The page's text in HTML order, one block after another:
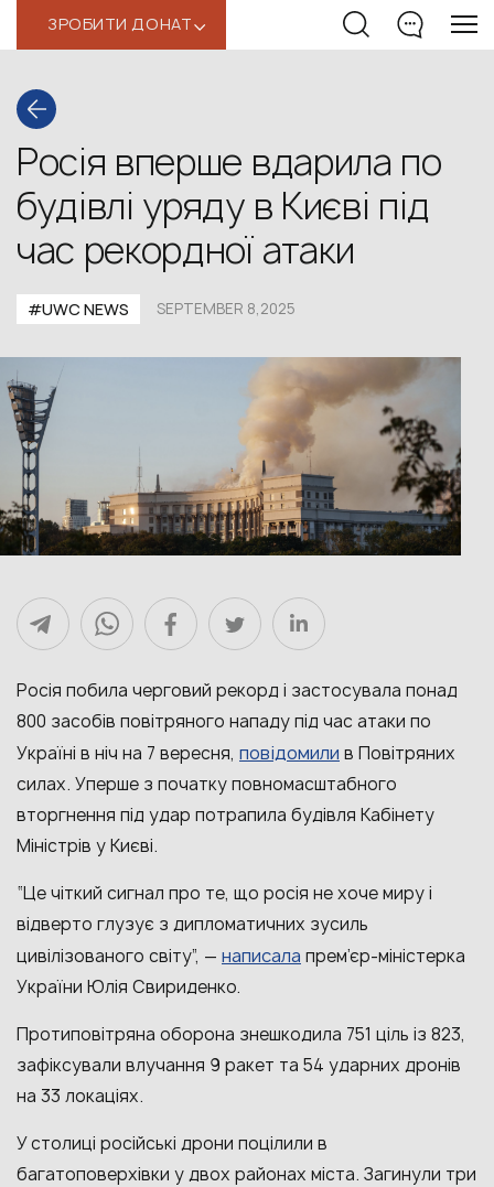
ЗРОБИТИ ДОНАТ‹
Росія вперше вдарила по
будівлі уряду в Києві під
час рекордної атаки
#UWС NEWS SEPTEMBER 8,2025
Росія побила черговий рекорд і застосувала понад
800 засобів повітряного нападу під час атаки по
Україні в ніч на 7 вересня, повідомили в Повітряних
силах. Уперше з початку повномасштабного
вторгнення під удар потрапила будівля Кабінету
Міністрів у Києві.
“Це чіткий сигнал про те, що росія не хоче миру і
відверто глузує з дипломатичних зусиль
цивілізованого світу”, — написала прем’єр-міністерка
України Юлія Свириденко.
Протиповітряна оборона знешкодила 751 ціль із 823,
зафіксували влучання 9 ракет та 54 ударних дронів
на 33 локаціях.
У столиці російські дрони поцілили в
багатоповерхівки у двох районах міста. Загинули три